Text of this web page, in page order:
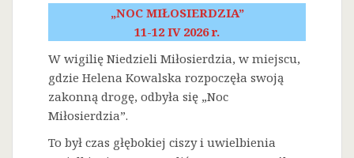
„NOC MIŁOSIERDZIA”
11-12 IV 2026 r.
W wigilię Niedzieli Miłosierdzia, w miejscu,
gdzie Helena Kowalska rozpoczęła swoją
zakonną drogę, odbyła się „Noc
Miłosierdzia”.
To był czas głębokiej ciszy i uwielbienia